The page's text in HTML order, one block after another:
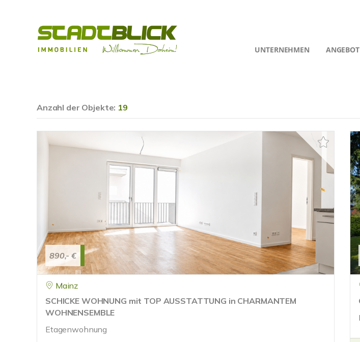
UNTERNEHMEN
Anzahl der Objekte: 19
890,- €
Mainz
SCHICKE WOHNUNG mit TOP AUSSTATTUNG in CHARMANTEM
WOHNENSEMBLE
Etagenwohnung